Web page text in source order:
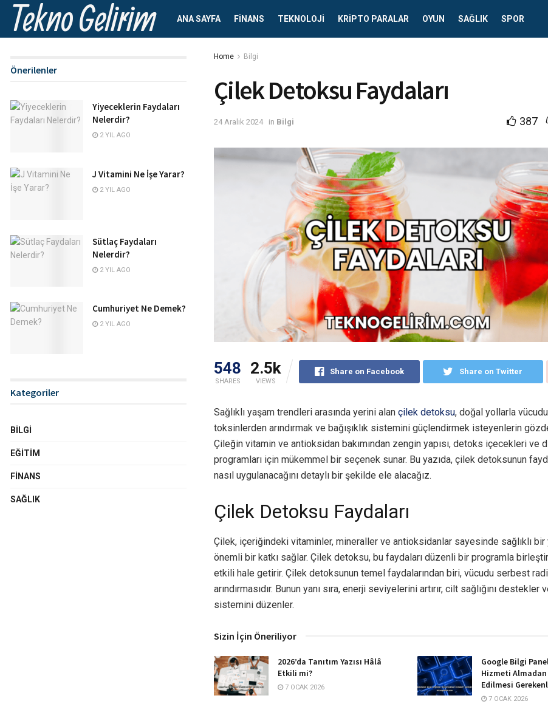
Tekno Gelirim ANA SAYFA FINANS TEKNOLOJI KRIPTO PARALAR OYUN SAĞLIK SPOR
Home Bilgi
Çilek Detoksu Faydaları
24 Aralık 2024 in Bilgi 387
548
SHARES
2.5k
VIEWS
Share on Facebook Share on Twitter
Sağlıklı yaşam trendleri arasında yerini alan çilek detoksu, doğal yollarla vücudu
toksinlerden arındırmak ve bağışıklık sistemini güçlendirmek isteyenlerin
Çileğin vitamin ve antioksidan bakımından zengin yapısı, detoks içecekleri ve
programları için mükemmel bir seçenek sunar. Bu yazıda, çilek detoksunun
nasıl uygulanacağını detaylı bir şekilde ele alacağız.
Çilek Detoksu Faydaları
Çilek, içeriğindeki vitaminler, mineraller ve antioksidanlar sayesinde sağlıklı bir
önemli bir katkı sağlar. Çilek detoksu, bu faydaları düzenli bir programla
etkili hale getirir. Çilek detoksunun temel faydalarından biri, vücudu serbest
arındırmasıdır. Bunun yanı sıra, enerji seviyelerini artırır, cilt sağlığını destekler
sistemini düzenler.
Sizin İçin Öneriliyor
2026’da Tanıtım Yazısı Hâlâ
Etkili mi?
7 OCAK 2026
Google Bilgi
Hizmeti
Edilmesi
7 OCAK 2026
Önerilenler
Yiyeceklerin Faydaları
Nelerdir?
2 YIL AGO
J Vitamini Ne İşe Yarar?
2 YIL AGO
Sütlaç Faydaları
Nelerdir?
2 YIL AGO
Cumhuriyet Ne Demek?
2 YIL AGO
Kategoriler
BILGI
EĞITIM
FINANS
SAĞLIK